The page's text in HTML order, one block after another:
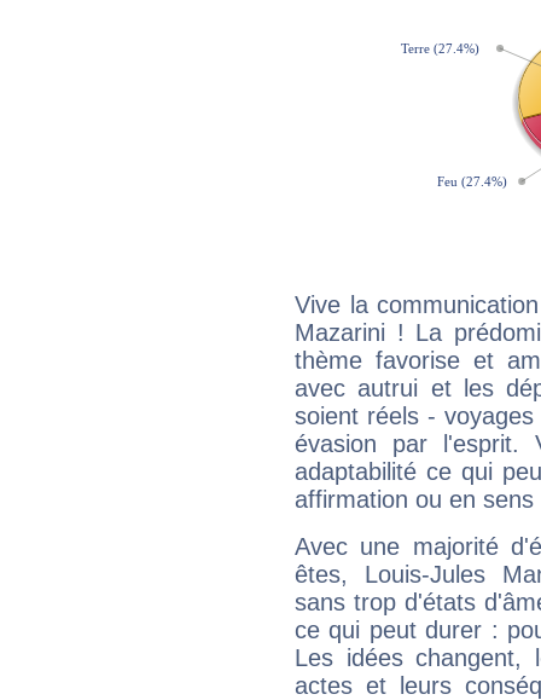
Vive la
Mazarini ! La
thème favorise et
avec autrui et les
soient réels -
évasion par l'esprit.
adaptabilité ce qui
affirmation ou en
Avec une majorité
êtes, Louis-Jules
sans trop d'états
ce qui peut durer :
Les idées changent,
actes et leurs